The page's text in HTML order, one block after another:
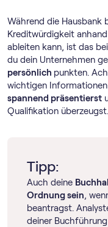
Während die Hausbank
Kreditwürdigkeit
ableiten kann, ist das
du dein Unternehmen
persönlich punkten.
wichtigen
spannend präsentierst
Qualifikation überzeugst.
Tipp:
Auch deine
Ordnung sein,
beantragst.
deiner